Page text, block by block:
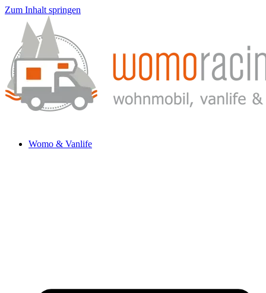
Zum Inhalt springen
Womo & Vanlife